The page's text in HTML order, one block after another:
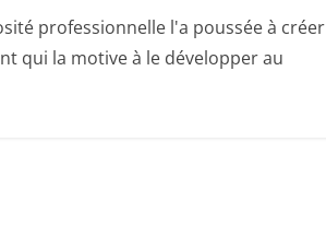
professionnelle l'a poussée à créer
qui la motive à le développer au